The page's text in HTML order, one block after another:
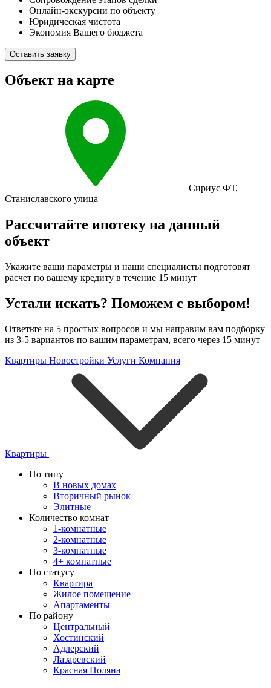
Онлайн-экскурсии по объекту
Юридическая чистота
Экономия Вашего бюджета
Оставить заявку
Объект на карте
Сириус ФТ,
Станиславского улица
Рассчитайте ипотеку на данный
объект
Укажите ваши параметры и наши специалисты подготовят
расчет по вашему кредиту в течение 15 минут
Устали искать? Поможем с выбором!
Ответьте на 5 простых вопросов и мы направим вам подборку
из 3-5 вариантов по вашим параметрам, всего через 15 минут
Квартиры Новостройки Услуги Компания
Квартиры
По типу
В новых домах
Вторичный рынок
Элитные
Количество комнат
1-комнатные
2-комнатные
3-комнатные
4+ комнатные
По статусу
Квартира
Жилое помещение
Апартаменты
По району
Центральный
Хостинский
Адлерский
Лазаревский
Красная Поляна